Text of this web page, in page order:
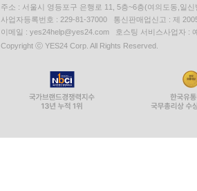
주소 : 서울시 영등포구 은행로 11, 5층~6층(여의도동,일신
사업자등록번호 : 229-81-37000 통신판매업신고 : 제
이메일 : yes24help@yes24.com 호스팅 서비스사업자 :
Copyright ⓒ YES24 Corp. All Rights Reserved.